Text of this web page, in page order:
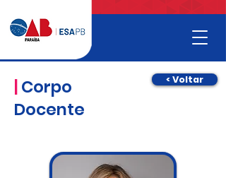
|Corpo
Docente
< Voltar